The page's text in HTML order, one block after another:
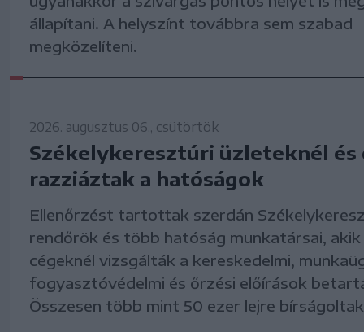
állapítani. A helyszínt továbbra sem szabad
megközelíteni.
2026. augusztus 06., csütörtök
Székelykeresztúri üzleteknél és
razziáztak a hatóságok
Ellenőrzést tartottak szerdán
rendőrök és több hatóság munkatársai, akik
cégeknél vizsgálták a kereskedelmi,
fogyasztóvédelmi és őrzési előírások
Összesen több mint 50 ezer lejre